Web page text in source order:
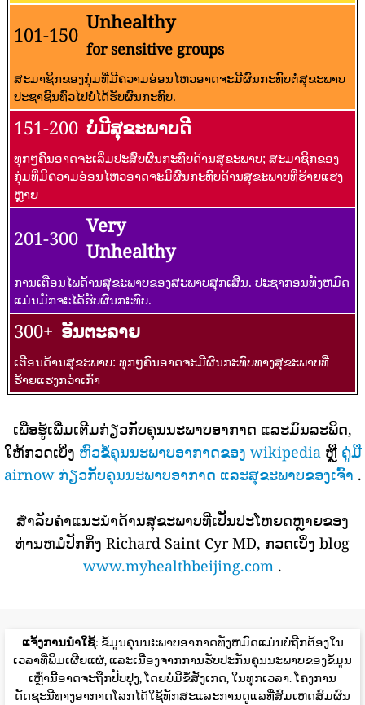
101-150
Unhealthy
for sensitive groups
ສະມາຊິກຂອງກຸ່ມທີ່ມີຄວາມອ່ອນໄຫວອາດຈະມີຜົນກະທົບຕໍ່ສຸຂະພາບ
ປະຊາຊົນທົ່ວໄປບໍ່ໄດ້ຮັບຜົນກະທົບ.
151-200 ບໍ່ມີສຸຂະພາບດີ
ທຸກໆຄົນອາດຈະເລີ່ມປະສົບຜົນກະທົບດ້ານສຸຂະພາບ; ສະມາຊິກຂອງ
ກຸ່ມທີ່ມີຄວາມອ່ອນໄຫວອາດຈະມີຜົນກະທົບດ້ານສຸຂະພາບທີ່ຮ້າຍແຮງ
ຫຼາຍ
201-300
Very
Unhealthy
ການເຕືອນໄພດ້ານສຸຂະພາບຂອງສະພາບສຸກເສີນ. ປະຊາກອນທັງຫມົດ
ແມ່ນມັກຈະໄດ້ຮັບຜົນກະທົບ.
300+ ອັນຕະລາຍ
ເຕືອນດ້ານສຸຂະພາບ: ທຸກໆຄົນອາດຈະມີຜົນກະທົບທາງສຸຂະພາບທີ່
ຮ້າຍແຮງກວ່າເກົ່າ
ເພື່ອຮູ້ເພີ່ມເຕີມກ່ຽວກັບຄຸນນະພາບອາກາດ ແລະມົນລະພິດ,
ໃຫ້ກວດເບິ່ງ ຫົວຂໍ້ຄຸນນະພາບອາກາດຂອງ wikipediaຫຼື ຄູ່ມື
airnow ກ່ຽວກັບຄຸນນະພາບອາກາດ ແລະສຸຂະພາບຂອງເຈົ້າ .
ສໍາລັບຄໍາແນະນໍາດ້ານສຸຂະພາບທີ່ເປັນປະໂຫຍດຫຼາຍຂອງ
ທ່ານຫມໍປັກກິ່ງ Richard Saint Cyr MD, ກວດເບິ່ງ blog
www.myhealthbeijing.com .
ແຈ້ງການນໍາໃຊ້: ຂໍ້ມູນຄຸນນະພາບອາກາດທັງຫມົດແມ່ນບໍ່ຖືກຕ້ອງໃນ
ເວລາທີ່ພິມເຜີຍແຜ່, ແລະເນື່ອງຈາກການຮັບປະກັນຄຸນນະພາບຂອງຂໍ້ມູນ
ເຫຼົ່ານີ້ອາດຈະຖືກປັບປຸງ, ໂດຍບໍ່ມີຂໍ້ສັງເກດ, ໃນທຸກເວລາ. ໂຄງການ
ດັດຊະນີທາງອາກາດໂລກໄດ້ໃຊ້ທັກສະແລະການດູແລທີ່ສົມເຫດສົມຜົນ